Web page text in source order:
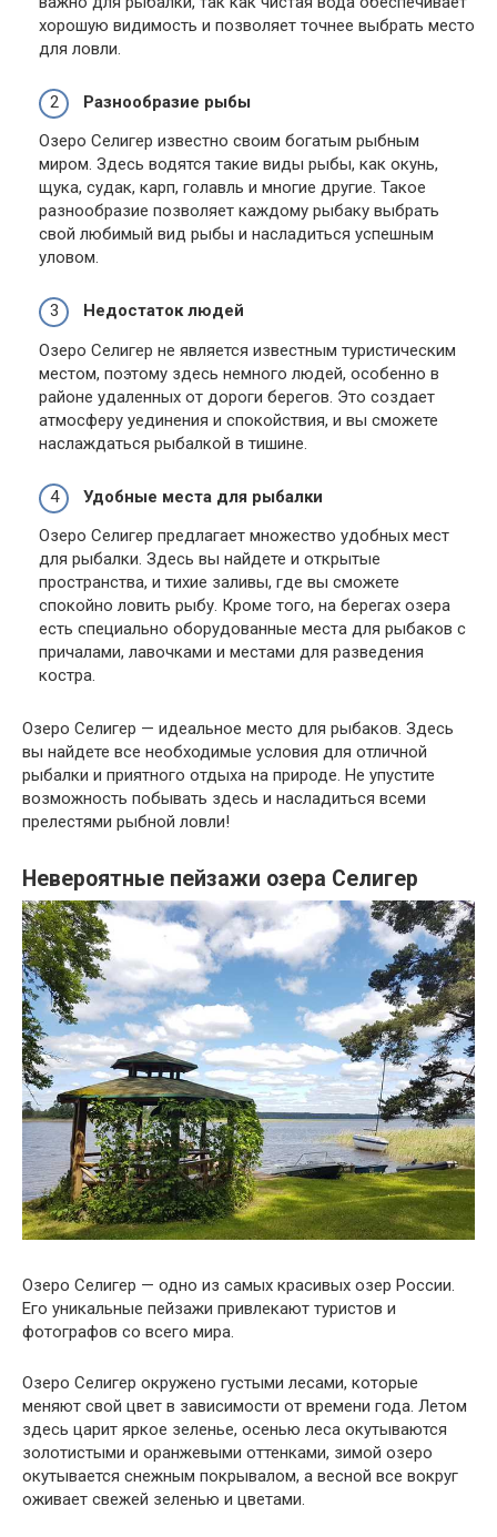
хорошую видимость и позволяет точнее выбрать место
для ловли.
Разнообразие рыбы
Озеро Селигер известно своим богатым рыбным
миром. Здесь водятся такие виды рыбы, как окунь,
щука, судак, карп, голавль и многие другие. Такое
разнообразие позволяет каждому рыбаку выбрать
свой любимый вид рыбы и насладиться успешным
уловом.
Недостаток людей
Озеро Селигер не является известным туристическим
местом, поэтому здесь немного людей, особенно в
районе удаленных от дороги берегов. Это создает
атмосферу уединения и спокойствия, и вы сможете
наслаждаться рыбалкой в тишине.
Удобные места для рыбалки
Озеро Селигер предлагает множество удобных мест
для рыбалки. Здесь вы найдете и открытые
пространства, и тихие заливы, где вы сможете
спокойно ловить рыбу. Кроме того, на берегах озера
есть специально оборудованные места для рыбаков с
причалами, лавочками и местами для разведения
костра.
Озеро Селигер — идеальное место для рыбаков. Здесь
вы найдете все необходимые условия для отличной
рыбалки и приятного отдыха на природе. Не упустите
возможность побывать здесь и насладиться всеми
прелестями рыбной ловли!
Невероятные пейзажи озера Селигер
Озеро Селигер — одно из самых красивых озер России.
Его уникальные пейзажи привлекают туристов и
фотографов со всего мира.
Озеро Селигер окружено густыми лесами, которые
меняют свой цвет в зависимости от времени года. Летом
здесь царит яркое зеленье, осенью леса окутываются
золотистыми и оранжевыми оттенками, зимой озеро
окутывается снежным покрывалом, а весной все вокруг
оживает свежей зеленью и цветами.